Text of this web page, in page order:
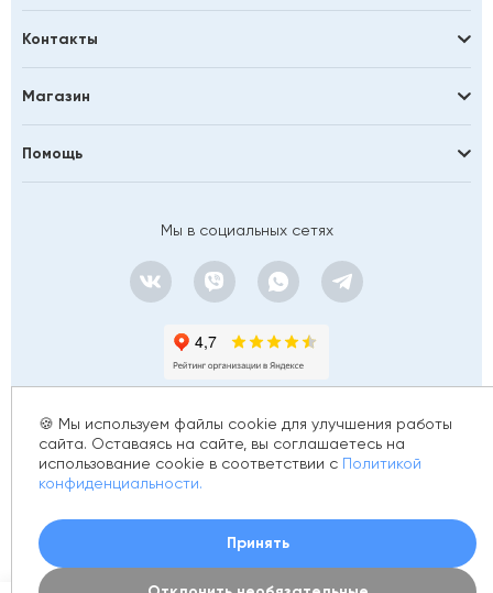
Контакты
Магазин
Помощь
Мы в социальных сетях
© 2012 - 2026 golfstim.ru
ОГРН 304370234902057
🍪 Мы используем файлы cookie для улучшения работы
сайта. Оставаясь на сайте, вы соглашаетесь на
использование cookie в соответствии с Политикой
конфиденциальности.
Принять